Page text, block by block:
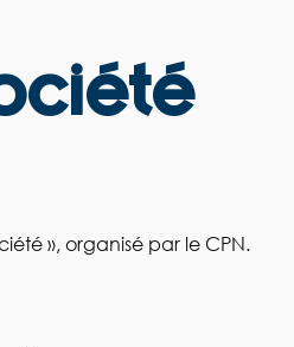
», organisé par le CPN.